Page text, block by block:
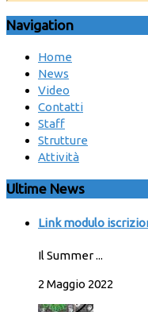
Navigation
Home
News
Video
Contatti
Staff
Strutture
Attività
Ultime News
Link modulo
Il Summer ...
2 Maggio 2022